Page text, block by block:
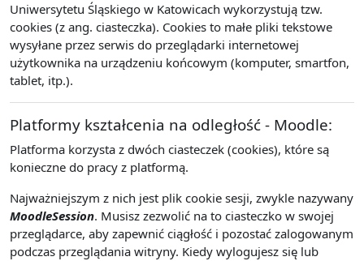
Uniwersytetu Śląskiego w Katowicach wykorzystują tzw.
cookies (z ang. ciasteczka). Cookies to małe pliki tekstowe
wysyłane przez serwis do przeglądarki internetowej
użytkownika na urządzeniu końcowym (komputer, smartfon,
tablet, itp.).
Platformy kształcenia na odległość - Moodle:
Platforma korzysta z dwóch ciasteczek (cookies), które są
konieczne do pracy z platformą.
Najważniejszym z nich jest plik cookie sesji, zwykle nazywany
MoodleSession. Musisz zezwolić na to ciasteczko w swojej
przeglądarce, aby zapewnić ciągłość i pozostać zalogowanym
podczas przeglądania witryny. Kiedy wylogujesz się lub